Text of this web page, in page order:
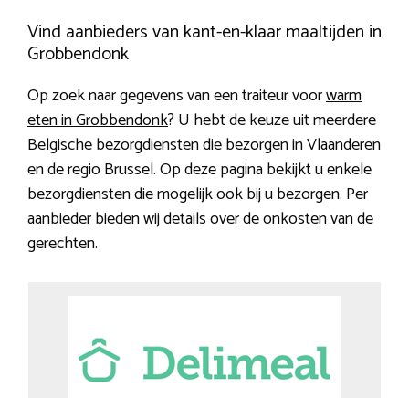
Vind aanbieders van kant-en-klaar maaltijden in
Grobbendonk
Op zoek naar gegevens van een traiteur voorwarm
eten in Grobbendonk? U hebt de keuze uit meerdere
Belgische bezorgdiensten die bezorgen in Vlaanderen
en de regio Brussel. Op deze pagina bekijkt u enkele
bezorgdiensten die mogelijk ook bij u bezorgen. Per
aanbieder bieden wij details over de onkosten van de
gerechten.